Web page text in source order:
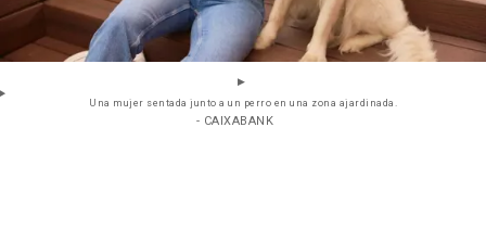
Una mujer sentada junto a un perro en una zona ajardinada.
- CAIXABANK